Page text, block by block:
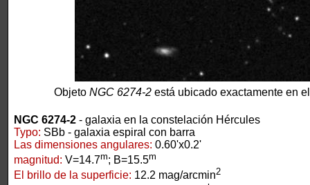
Objeto NGC 6274-2 está ubicado exactamente en
NGC 6274-2 - galaxia en la constelación Hércules
Typo: SBb - galaxia espiral con barra
Las dimensiones angulares: 0.60'x0.2'
magnitud: V=14.7m; B=15.5m
El brillo de la superficie: 12.2 mag/arcmin2